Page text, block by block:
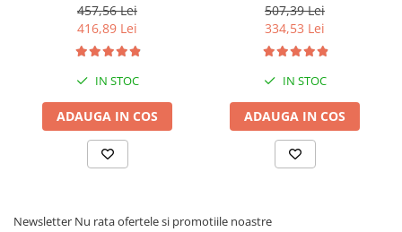
Mare, 20 ciocanele, motor
4.2 kw, 3000 rpm, 320 kg/h,
4 site de rezerva, bonus
sac, surubelnita si perie.
Buton on/off
457,56 Lei
416,89 Lei
IN STOC
ADAUGA IN COS
rpm, 200 kg/h
507,39 Lei
334,53 Lei
IN STOC
ADAUGA IN COS
Newsletter Nu rata ofertele si promotiile noastre